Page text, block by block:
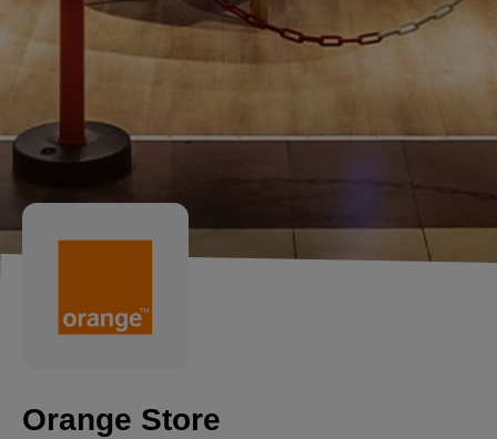
Orange Store